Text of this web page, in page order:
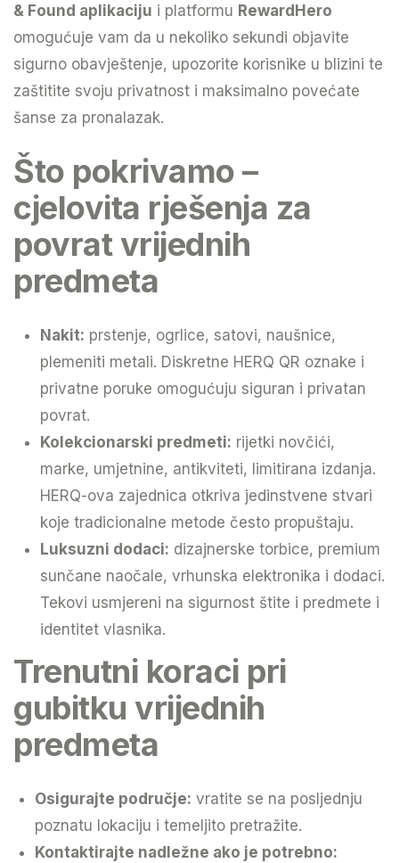
& Found aplikaciju i platformu RewardHero
omogućuje vam da u nekoliko sekundi objavite
sigurno obavještenje, upozorite korisnike u blizini te
zaštitite svoju privatnost i maksimalno povećate
šanse za pronalazak.
Što pokrivamo –
cjelovita rješenja za
povrat vrijednih
predmeta
Nakit: prstenje, ogrlice, satovi, naušnice,
plemeniti metali. Diskretne HERQ QR oznake i
privatne poruke omogućuju siguran i privatan
povrat.
Kolekcionarski predmeti: rijetki novčići,
marke, umjetnine, antikviteti, limitirana izdanja.
HERQ-ova zajednica otkriva jedinstvene stvari
koje tradicionalne metode često propuštaju.
Luksuzni dodaci: dizajnerske torbice, premium
sunčane naočale, vrhunska elektronika i dodaci.
Tekovi usmjereni na sigurnost štite i predmete i
identitet vlasnika.
Trenutni koraci pri
gubitku vrijednih
predmeta
Osigurajte područje: vratite se na posljednju
poznatu lokaciju i temeljito pretražite.
Kontaktirajte nadležne ako je potrebno: